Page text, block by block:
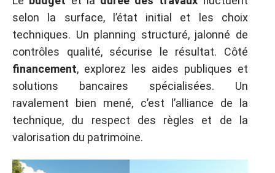
selon la surface, l’état initial et les choix
techniques. Un planning structuré, jalonné de
contrôles qualité, sécurise le résultat. Côté
financement, explorez les aides publiques et
solutions bancaires spécialisées. Un
ravalement bien mené, c’est l’alliance de la
technique, du respect des règles et de la
valorisation du patrimoine.